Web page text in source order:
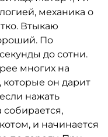
механика о
Втыкаю
По
до сотни.
многих на
он дарит
нажать
и начинается